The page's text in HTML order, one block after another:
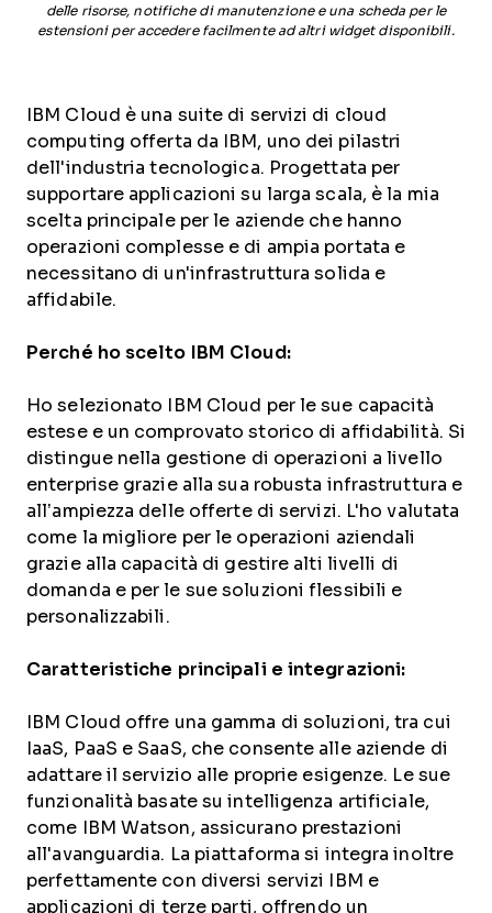
delle risorse, notifiche di manutenzione e una scheda per le
estensioni per accedere facilmente ad altri widget disponibili.
IBM Cloud è una suite di servizi di cloud
computing offerta da IBM, uno dei pilastri
dell'industria tecnologica. Progettata per
supportare applicazioni su larga scala, è la mia
scelta principale per le aziende che hanno
operazioni complesse e di ampia portata e
necessitano di un'infrastruttura solida e
affidabile.
Perché ho scelto IBM Cloud:
Ho selezionato IBM Cloud per le sue capacità
estese e un comprovato storico di affidabilità. Si
distingue nella gestione di operazioni a livello
enterprise grazie alla sua robusta infrastruttura e
all’ampiezza delle offerte di servizi. L'ho valutata
come la migliore per le operazioni aziendali
grazie alla capacità di gestire alti livelli di
domanda e per le sue soluzioni flessibili e
personalizzabili.
Caratteristiche principali e integrazioni:
IBM Cloud offre una gamma di soluzioni, tra cui
IaaS, PaaS e SaaS, che consente alle aziende di
adattare il servizio alle proprie esigenze. Le sue
funzionalità basate su intelligenza artificiale,
come IBM Watson, assicurano prestazioni
all'avanguardia. La piattaforma si integra inoltre
perfettamente con diversi servizi IBM e
applicazioni di terze parti, offrendo un